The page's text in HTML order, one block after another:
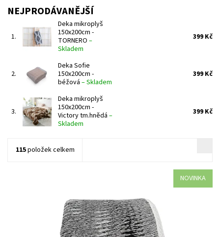
NEJPRODÁVANĚJŠÍ
1.
Deka mikroplyš
150x200cm -
TORNERO –
Skladem
399 Kč
2.
Deka Sofie
150x200cm -
béžová –Skladem
399 Kč
3.
Deka mikroplyš
150x200cm -
Victory tm.hnědá –
Skladem
399 Kč
115položek celkem
NOVINKA
mikroplyš a z druhé vás zahřeje "beránek". Perfektním doplňkem
do každého interiéru.
Skladem >5 ks
8595248438293